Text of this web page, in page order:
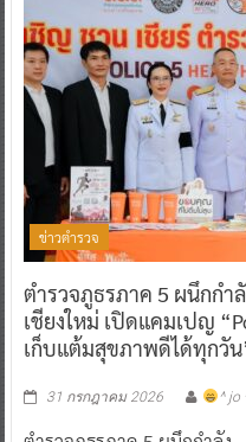
ข่าวตำรวจ
ตำรวจภูธรภาค 5 ผนึกกำ
เชียงใหม่ เปิดแคมเปญ
เก็บแต้มสุขภาพดีได้ทุกวัน
31 กรกฎาคม 2026 ^ jo